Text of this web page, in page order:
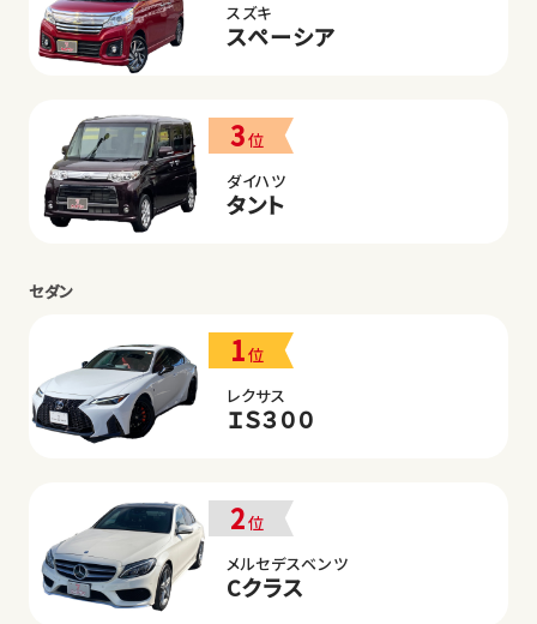
スズキ
スペーシア
3位
ダイハツ
タント
セダン
1位
レクサス
ＩＳ３００
2位
メルセデスベンツ
Cクラス